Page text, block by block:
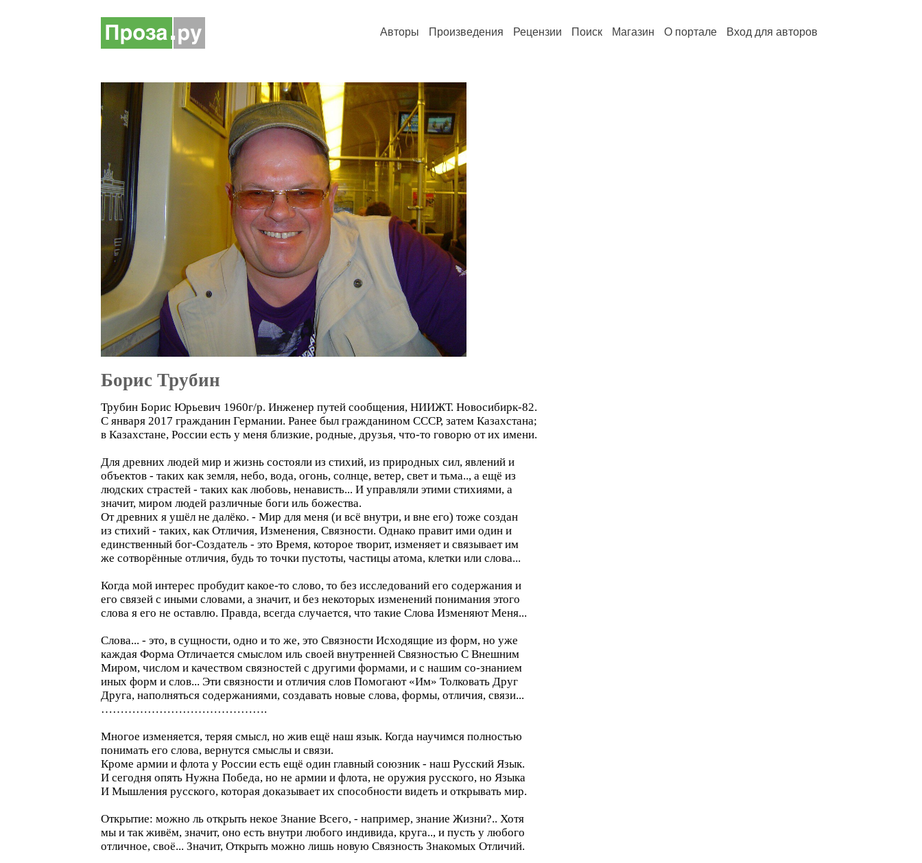
Авторы Произведения Рецензии Поиск Магазин О портале Вход для авторов
Борис Трубин
Трубин Борис Юрьевич 1960г/р. Инженер путей сообщения, НИИЖТ. Новосибирк-82.
С января 2017 гражданин Германии. Ранее был гражданином СССР, затем Казахстана;
в Казахстане, России есть у меня близкие, родные, друзья, что-то говорю от их имени.
Для древних людей мир и жизнь состояли из стихий, из природных сил, явлений и
объектов - таких как земля, небо, вода, огонь, солнце, ветер, свет и тьма.., а ещё из
людских страстей - таких как любовь, ненависть... И управляли этими стихиями, а
значит, миром людей различные боги иль божества.
От древних я ушёл не далёко. - Мир для меня (и всё внутри, и вне его) тоже создан
из стихий - таких, как Отличия, Изменения, Связности. Однако правит ими один и
единственный бог-Создатель - это Время, которое творит, изменяет и связывает им
же сотворённые отличия, будь то точки пустоты, частицы атома, клетки или слова...
Когда мой интерес пробудит какое-то слово, то без исследований его содержания и
его связей с иными словами, а значит, и без некоторых изменений понимания этого
слова я его не оставлю. Правда, всегда случается, что такие Слова Изменяют Меня...
Слова... - это, в сущности, одно и то же, это Связности Исходящие из форм, но уже
каждая Форма Отличается смыслом иль своей внутренней Связностью С Внешним
Миром, числом и качеством связностей с другими формами, и с нашим со-знанием
иных форм и слов... Эти связности и отличия слов Помогают «Им» Толковать Друг
Друга, наполняться содержаниями, создавать новые слова, формы, отличия, связи...
…………………………………….
Многое изменяется, теряя смысл, но жив ещё наш язык. Когда научимся полностью
понимать его слова, вернутся смыслы и связи.
Кроме армии и флота у России есть ещё один главный союзник - наш Русский Язык.
И сегодня опять Нужна Победа, но не армии и флота, не оружия русского, но Языка
И Мышления русского, которая доказывает их способности видеть и открывать мир.
Открытие: можно ль открыть некое Знание Всего, - например, знание Жизни?.. Хотя
мы и так живём, значит, оно есть внутри любого индивида, круга.., и пусть у любого
отличное, своё... Значит, Открыть можно лишь новую Связность Знакомых Отличий.